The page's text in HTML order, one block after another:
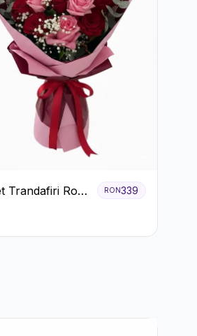
Trandafiri Roz
RON339